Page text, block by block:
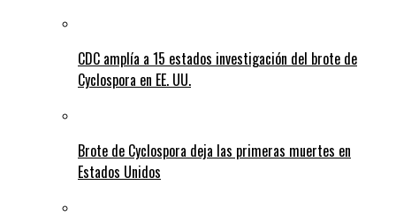
CDC amplía a 15 estados investigación del brote de
Cyclospora en EE. UU.
Brote de Cyclospora deja las primeras muertes en
Estados Unidos